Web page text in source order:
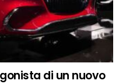
di un nuovo